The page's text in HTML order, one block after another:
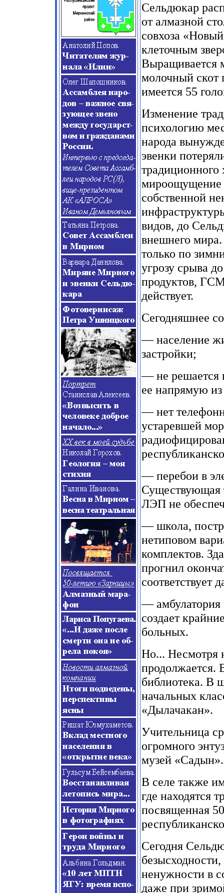
Сельдюкар
от алмазной
совхоза
клеточным
Выращивается
молочный скот
имеется 55
Изменение
психологию
народа
эвенки
традиционного
мироощущение
собственной
видов, до
внешнего мира.
только по
угрозу срыва
продуктов,
действует.
Сегодняшнее
— население
застройки;
— не решается
ее напрямую
— нет
устаревшей
— перебои в
Существующая
ЛЭП не
— школа,
нетиповом
комплектов.
прогнил
соответствует
— амбулатория
создает
больных.
Но... Несмотря
продолжается.
библиотека. В
начальных
«Дылачакан».
Учительница
огромного
музей «Садын».
В селе также
где находятся
посвященная
Сегодня
ненужности в
даже при